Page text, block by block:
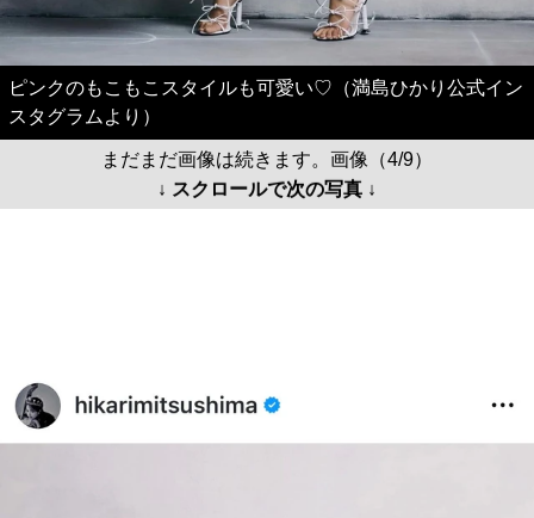
ピンクのもこもこスタイルも可愛い♡（満島ひかり公式イン
スタグラムより）
まだまだ画像は続きます。画像（4/9）
↓ スクロールで次の写真 ↓